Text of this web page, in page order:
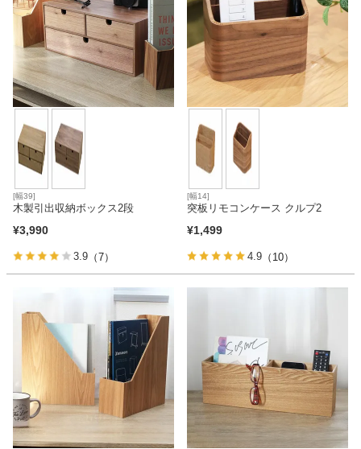
[幅39]
木製引出収納ボックス2段
¥3,990
3.9 （7）
[幅14]
突板リモコンケース クルプ2
¥1,499
4.9 （10）